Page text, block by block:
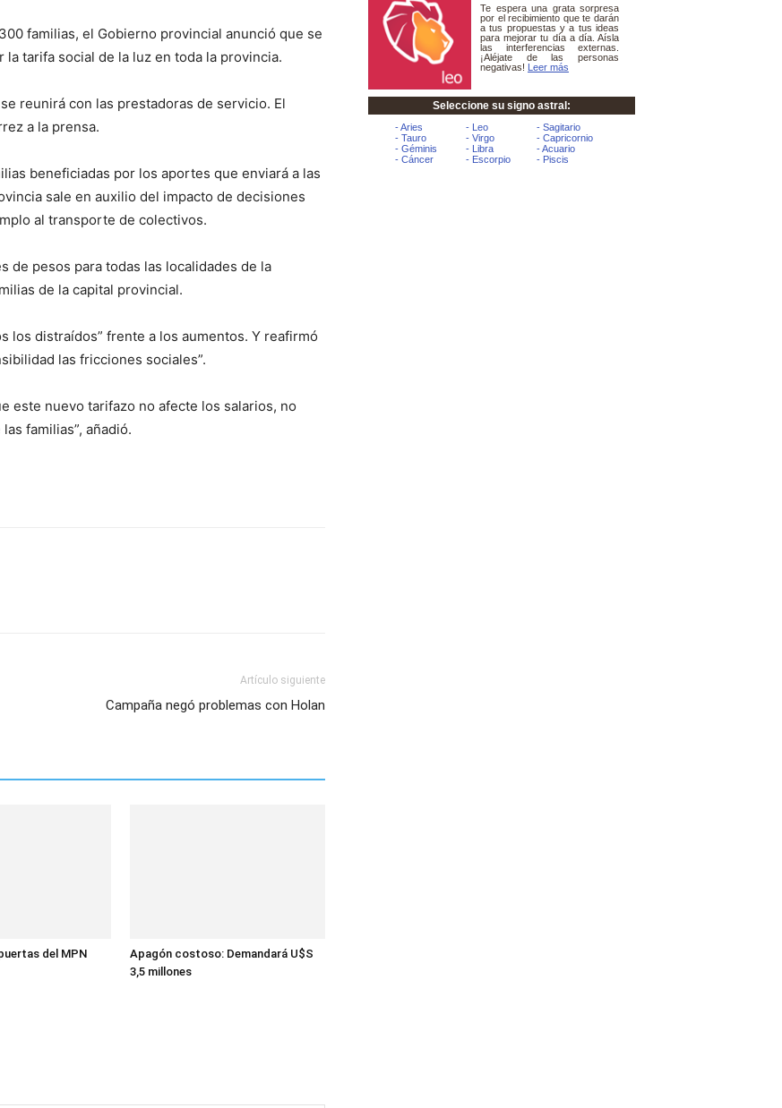
familias, el Gobierno provincial anunció que se
tarifa social de la luz en toda la provincia.
reunirá con las prestadoras de servicio. El
a la prensa.
beneficiadas por los aportes que enviará a las
sale en auxilio del impacto de decisiones
al transporte de colectivos.
de pesos para todas las localidades de la
de la capital provincial.
los distraídos” frente a los aumentos. Y reafirmó
las fricciones sociales”.
este nuevo tarifazo no afecte los salarios, no
familias”, añadió.
Artículo siguiente
Campaña negó problemas con Holan
del MPN
Apagón costoso: Demandará U$S
3,5 millones